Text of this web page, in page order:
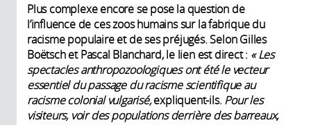
Plus complexe encore se pose la question de
l’influence de ces zoos humains sur la fabrique du
racisme populaire et de ses préjugés. Selon Gilles
Boëtsch et Pascal Blanchard, le lien est direct : « Les
spectacles anthropozoo­logiques ont été le vecteur
essentiel du passage du racisme scientifique au
racisme colonial vulgarisé,expliquent-ils. Pour les
visiteurs, voir des populations derrière des barreaux,